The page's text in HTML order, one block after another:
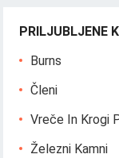
PRILJUBLJENE
Burns
Členi
Vreče In Krogi
Železni Kamni